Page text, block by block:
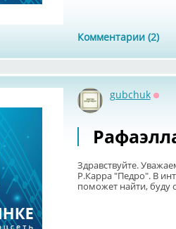
Комментарии (2)
gubchuk
Здравствуйте.
Р.Карра "Педро". В
поможет найти, буду